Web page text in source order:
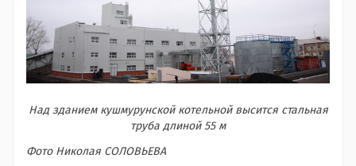
Над зданием кушмурунской котельной высится стальная
труба длиной 55 м
Фото Николая СОЛОВЬЕВА